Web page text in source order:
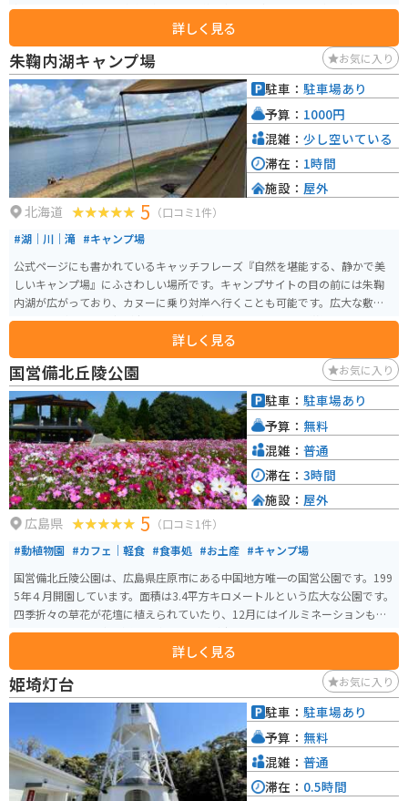
栖湖の湖畔に位置し、条件が良ければ逆さ富士やダイヤモンド富士が見られ
詳しく見る
朱鞠内湖キャンプ場 お気に入り
北海道 5 （口コミ1件）
#湖｜川｜滝 #キャンプ場
公式ページにも書かれているキャッチフレーズ『自然を堪能する、静かで美
しいキャンプ場』にふさわしい場所です。キャンプサイトの目の前には朱鞠
内湖が広がっており、カヌーに乗り対岸へ行くことも可能です。広大な敷地
でありながら、野外灯が少ないため天気の良い日には星空を堪能できます。
連休にはソロキャンプを楽しむライダんから、カップルや家族連れのキャン
ピングカーや四輪駆動車がづらりとテントのそばに駐車しています。
詳しく見る
駐車： 駐車場あり
予算： 1000円
混雑： 少し空いている
滞在： 1時間
施設： 屋外
国営備北丘陵公園 お気に入り
広島県 5 （口コミ1件）
#動植物園 #カフェ｜軽食 #食事処 #お土産 #キャンプ場
国営備北丘陵公園は、広島県庄原市にある中国地方唯一の国営公園です。199
5年４月開園しています。面積は3.4平方キロメートルという広大な公園です。
四季折々の草花が花壇に植えられていたり、12月にはイルミネーションも設
けられます。一年中を通して楽しむことが出来ます。
詳しく見る
駐車： 駐車場あり
予算： 無料
混雑： 普通
滞在： 3時間
施設： 屋外
姫埼灯台 お気に入り
駐車： 駐車場あり
予算： 無料
混雑： 普通
滞在： 0.5時間